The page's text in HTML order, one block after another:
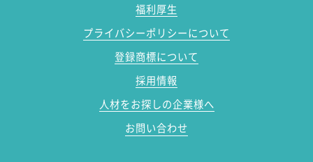
福利厚生
プライバシーポリシーについて
登録商標について
採用情報
人材をお探しの企業様へ
お問い合わせ